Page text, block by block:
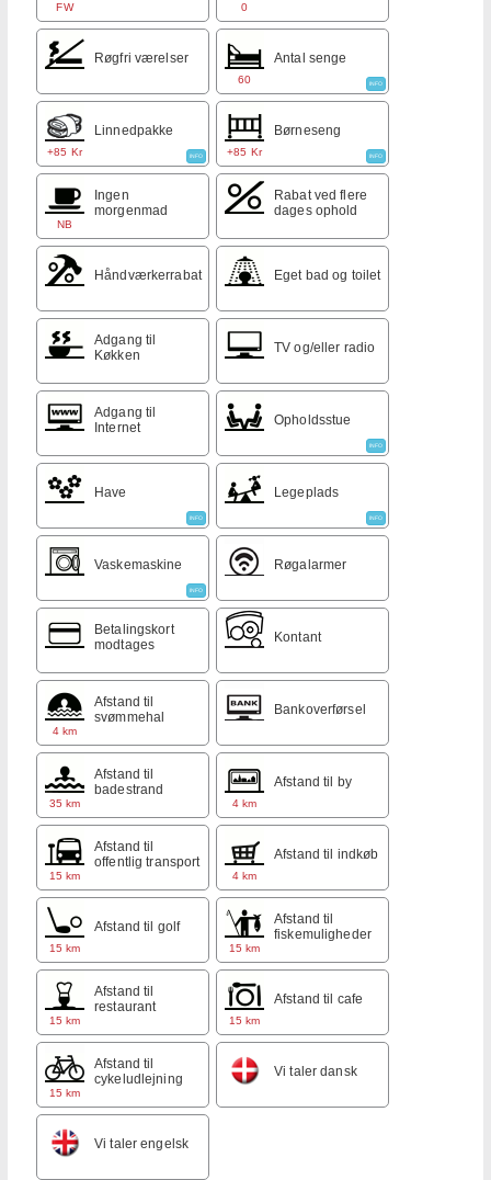
FW 0
Røgfri værelser
60
Antal senge
INFO
+85 Kr
Linnedpakke
INFO +85 Kr
Børneseng
INFO
NB
Ingen
morgenmad
Rabat ved flere
dages ophold
Håndværkerrabat Eget bad og toilet
Adgang til
Køkken
TV og/eller radio
Adgang til
Internet
Opholdsstue
INFO
Have
INFO
Legeplads
INFO
Vaskemaskine
INFO
Røgalarmer
Betalingskort
modtages
Kontant
4 km
Afstand til
svømmehal
Bankoverførsel
35 km
Afstand til
badestrand
4 km
Afstand til by
15 km
Afstand til
offentlig transport
4 km
Afstand til indkøb
15 km
Afstand til golf
15 km
Afstand til
fiskemuligheder
15 km
Afstand til
restaurant
15 km
Afstand til cafe
15 km
Afstand til
cykeludlejning
Vi taler dansk
Vi taler engelsk